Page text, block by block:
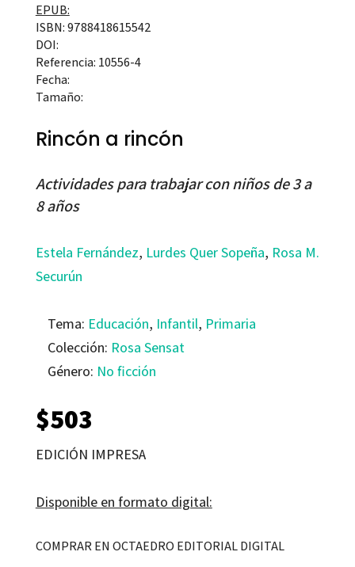
EPUB:
ISBN: 9788418615542
DOI:
Referencia: 10556-4
Fecha:
Tamaño:
Rincón a rincón
Actividades para trabajar con niños de 3 a
8 años
Estela Fernández, Lurdes Quer Sopeña, Rosa M.
Securún
Tema: Educación, Infantil, Primaria
Colección: Rosa Sensat
Género: No ficción
$503
EDICIÓN IMPRESA
Disponible en formato digital:
COMPRAR EN OCTAEDRO EDITORIAL DIGITAL